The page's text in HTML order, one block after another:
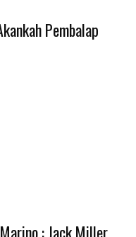
Pembalap
: Jack Miller